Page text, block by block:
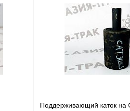
Поддерживающий каток на